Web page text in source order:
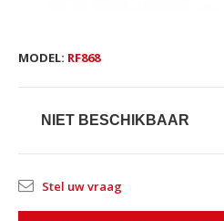
MODEL: RF868
NIET BESCHIKBAAR
Stel uw vraag